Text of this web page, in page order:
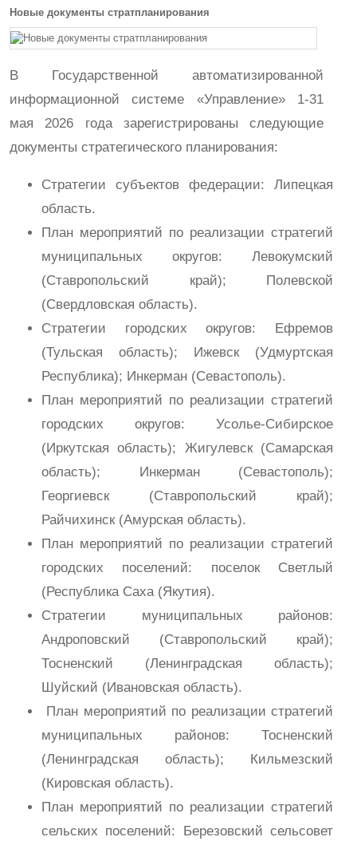
Новые документы стратпланирования
В Государственной автоматизированной
информационной системе «Управление» 1-31
мая 2026 года зарегистрированы следующие
документы стратегического планирования:
Стратегии субъектов федерации: Липецкая
область.
План мероприятий по реализации стратегий
муниципальных округов: Левокумский
(Ставропольский край); Полевской
(Свердловская область).
Стратегии городских округов: Ефремов
(Тульская область); Ижевск (Удмуртская
Республика); Инкерман (Севастополь).
План мероприятий по реализации стратегий
городских округов: Усолье-Сибирское
(Иркутская область); Жигулевск (Самарская
область); Инкерман (Севастополь);
Георгиевск (Ставропольский край);
Райчихинск (Амурская область).
План мероприятий по реализации стратегий
городских поселений: поселок Светлый
(Республика Саха (Якутия).
Стратегии муниципальных районов:
Андроповский (Ставропольский край);
Тосненский (Ленинградская область);
Шуйский (Ивановская область).
План мероприятий по реализации стратегий
муниципальных районов: Тосненский
(Ленинградская область); Кильмезский
(Кировская область).
План мероприятий по реализации стратегий
сельских поселений: Березовский сельсовет